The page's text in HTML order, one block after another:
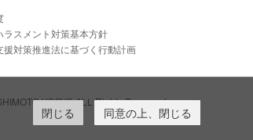
ラスメント対策基本方針
援対策推進法に基づく行動計画
KOGYO,ALL Rights Reserved.
閉じる 同意の上、閉じる